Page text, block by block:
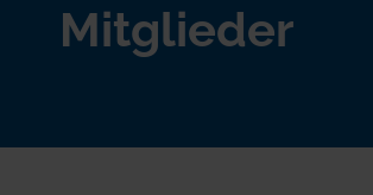
Mitglieder